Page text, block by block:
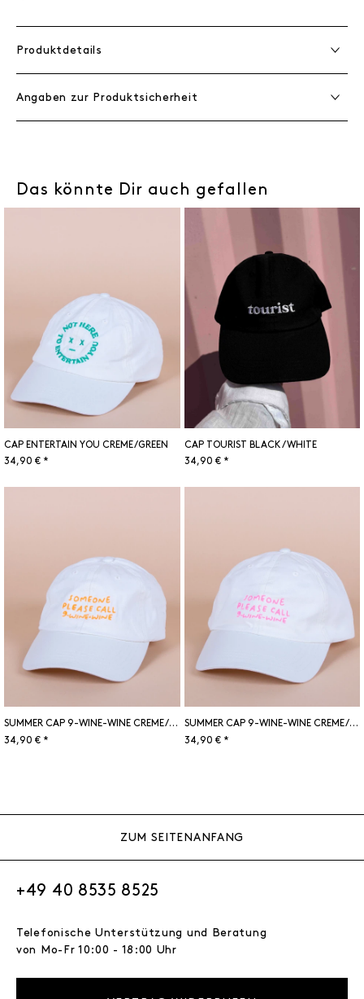
Produktdetails
Angaben zur Produktsicherheit
Das könnte Dir auch gefallen
CAP ENTERTAIN YOU CREME/GREEN
34,90 € *
CAP TOURIST BLACK/WHITE
34,90 € *
SUMMER CAP 9-WINE-WINE CREME/NEON ORANGE
34,90 € *
SUMMER CAP 9-WINE-WINE CREME/NEON PINK
34,90 € *
ZUM SEITENANFANG
+49 40 8535 8525
Telefonische Unterstützung und Beratung
von Mo-Fr 10:00 - 18:00 Uhr